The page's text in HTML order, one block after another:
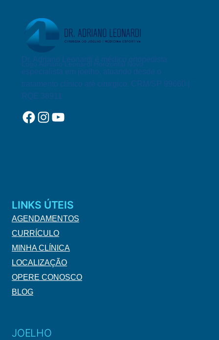
Logo Adriano Leonardi Horizontal Novo
Dr. Adriano Leonardi é médico ortopedista
especialista em joelho, atuando desde o
tratamento clínico até cirurgico. CRM/SP 99660 |
RQE 38911
Facebook
Instagram
YouTube
LINKS ÚTEIS
AGENDAMENTOS
CURRÍCULO
MINHA CLÍNICA
LOCALIZAÇÃO
OPERE CONOSCO
BLOG
JOELHO